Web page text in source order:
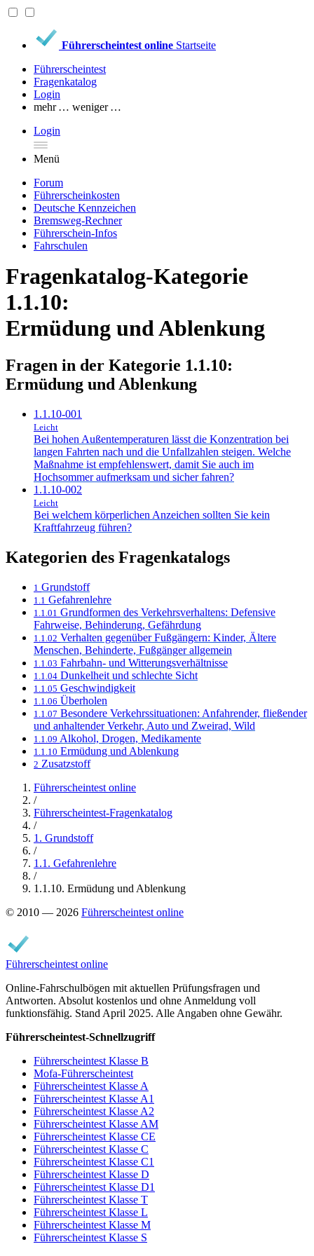
Führerscheintest online Startseite
Führerscheintest
Fragenkatalog
Login
mehr … weniger …
Login
Menü
Forum
Führerscheinkosten
Deutsche Kennzeichen
Bremsweg-Rechner
Führerschein-Infos
Fahrschulen
Fragenkatalog-Kategorie
1.1.10:
Ermüdung und Ablenkung
Fragen in der Kategorie 1.1.10:
Ermüdung und Ablenkung
1.1.10-001
Leicht
Bei hohen Außentemperaturen lässt die Konzentration bei
langen Fahrten nach und die Unfallzahlen steigen. Welche
Maßnahme ist empfehlenswert, damit Sie auch im
Hochsommer aufmerksam und sicher fahren?
1.1.10-002
Leicht
Bei welchem körperlichen Anzeichen sollten Sie kein
Kraftfahrzeug führen?
Kategorien des Fragenkatalogs
1 Grundstoff
1.1 Gefahrenlehre
1.1.01 Grundformen des Verkehrsverhaltens: Defensive
Fahrweise, Behinderung, Gefährdung
1.1.02 Verhalten gegenüber Fußgängern: Kinder, Ältere
Menschen, Behinderte, Fußgänger allgemein
1.1.03 Fahrbahn- und Witterungsverhältnisse
1.1.04 Dunkelheit und schlechte Sicht
1.1.05 Geschwindigkeit
1.1.06 Überholen
1.1.07 Besondere Verkehrssituationen: Anfahrender, fließender
und anhaltender Verkehr, Auto und Zweirad, Wild
1.1.09 Alkohol, Drogen, Medikamente
1.1.10 Ermüdung und Ablenkung
2 Zusatzstoff
Führerscheintest online
/
Führerscheintest-Fragenkatalog
/
1. Grundstoff
/
1.1. Gefahrenlehre
/
1.1.10. Ermüdung und Ablenkung
© 2010 — 2026 Führerscheintest online
Führerscheintest online
Online-Fahrschulbögen mit aktuellen Prüfungsfragen und
Antworten. Absolut kostenlos und ohne Anmeldung voll
funktionsfähig. Stand April 2025. Alle Angaben ohne Gewähr.
Führerscheintest-Schnellzugriff
Führerscheintest Klasse B
Mofa-Führerscheintest
Führerscheintest Klasse A
Führerscheintest Klasse A1
Führerscheintest Klasse A2
Führerscheintest Klasse AM
Führerscheintest Klasse CE
Führerscheintest Klasse C
Führerscheintest Klasse C1
Führerscheintest Klasse D
Führerscheintest Klasse D1
Führerscheintest Klasse T
Führerscheintest Klasse L
Führerscheintest Klasse M
Führerscheintest Klasse S